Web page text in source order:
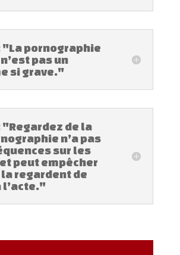
"La pornographie
pas un
si grave."
"Regardez de la
n’a pas
sur les
peut empêcher
la regardent de
l’acte."